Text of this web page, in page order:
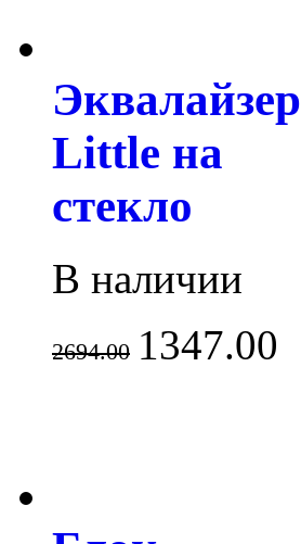
Эквалайзер
Little на
стекло
В наличии
2694.00 1347.00